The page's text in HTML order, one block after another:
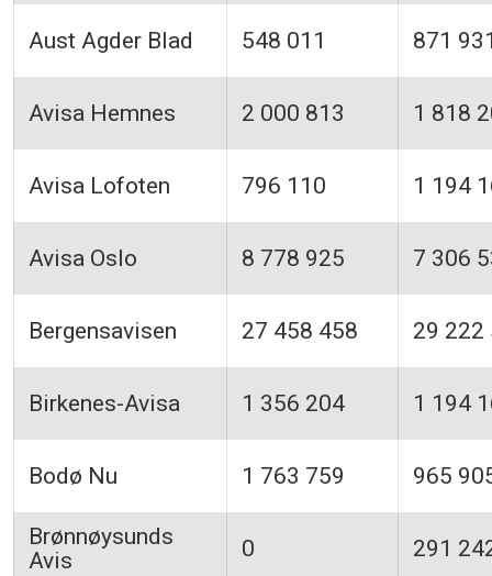
Aust Agder Blad 548 011 871
Avisa Hemnes 2 000 813 1 818
Avisa Lofoten 796 110 1 194
Avisa Oslo 8 778 925 7 306
Bergensavisen 27 458 458 29 222
Birkenes-Avisa 1 356 204 1 194
Bodø Nu 1 763 759 965
Brønnøysunds
Avis
0 291